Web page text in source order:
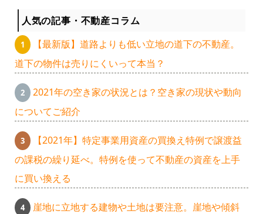
ー
人気の記事・不動産コラム
【最新版】道路よりも低い立地の道下の不動産。
道下の物件は売りにくいって本当？
2021年の空き家の状況とは？空き家の現状や動向
についてご紹介
【2021年】特定事業用資産の買換え特例で譲渡益
の課税の繰り延べ。特例を使って不動産の資産を上手
に買い換える
崖地に立地する建物や土地は要注意。崖地や傾斜